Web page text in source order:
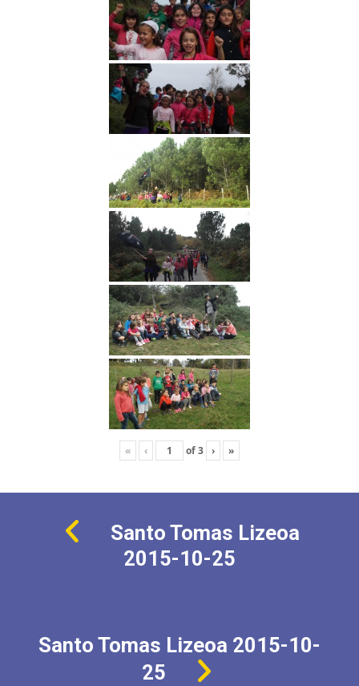
« ‹ of3 › »
Santo Tomas Lizeoa
2015-10-25
Santo Tomas Lizeoa 2015-10-
25